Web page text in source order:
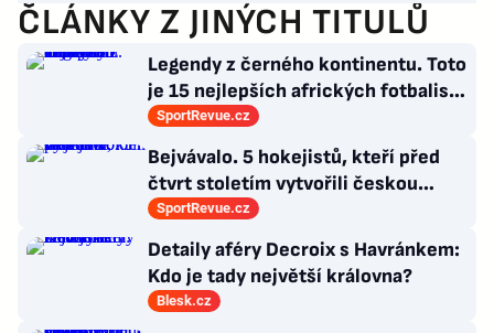
ČLÁNKY Z JINÝCH TITULŮ
Legendy z černého kontinentu. Toto
je 15 nejlepších afrických fotbalistů
všech dob
SportRevue.cz
Bejvávalo. 5 hokejistů, kteří před
čtvrt stoletím vytvořili českou
kolonii v Ottawě
SportRevue.cz
Detaily aféry Decroix s Havránkem:
Kdo je tady největší královna?
Blesk.cz